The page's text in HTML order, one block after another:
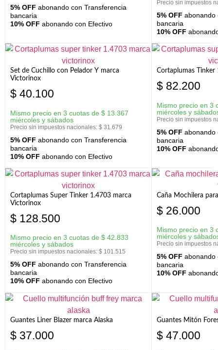
5% OFF abonando con Transferencia
bancaria
10% OFF abonando con Efectivo
Precio sin impuestos
5% OFF abonando
bancaria
10% OFF
Set de Cuchillo con Pelador Y marca
Victorinox
$ 40.100
Mismo precio en 3 cuotas de $ 13.367
miércoles y sábados
Precio sin impuestos nacionales: $ 31.679
5% OFF abonando con Transferencia
bancaria
10% OFF abonando con Efectivo
Cortaplumas
$ 82.200
Mismo precio en 3
miércoles y
Precio sin impuestos
5% OFF abonando
bancaria
10% OFF
Cortaplumas Super Tinker 1.4703 marca
Victorinox
$ 128.500
Mismo precio en 3 cuotas de $ 42.833
miércoles y sábados
Precio sin impuestos nacionales: $ 101.515
5% OFF abonando con Transferencia
bancaria
10% OFF abonando con Efectivo
Caña Mochilera
$ 26.000
Mismo precio en 3
miércoles y
Precio sin impuestos
5% OFF abonando
bancaria
10% OFF
Guantes Liner Blazer marca Alaska
$ 37.000
Guantes Mitón
$ 47.000